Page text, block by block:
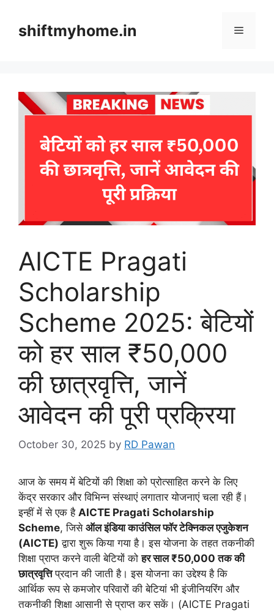
contentshiftmyhome.in Menu
AICTE Pragati
Scholarship
Scheme 2025: बेटियों
को हर साल ₹50,000
की छात्रवृत्ति, जानें
आवेदन की पूरी प्रक्रिया
October 30, 2025 by RD Pawan
आज के समय में बेटियों की शिक्षा को प्रोत्साहित करने के लिए
केंद्र सरकार और विभिन्न संस्थाएं लगातार योजनाएं चला रही हैं।
इन्हीं में से एक है AICTE Pragati Scholarship
Scheme, जिसे ऑल इंडिया काउंसिल फॉर टेक्निकल एजुकेशन
(AICTE) द्वारा शुरू किया गया है। इस योजना के तहत तकनीकी
शिक्षा प्राप्त करने वाली बेटियों कोहर साल ₹50,000 तक की
छात्रवृत्तिप्रदान की जाती है। इस योजना का उद्देश्य है कि
आर्थिक रूप से कमजोर परिवारों की बेटियां भी इंजीनियरिंग और
तकनीकी शिक्षा आसानी से प्राप्त कर सकें। (AICTE Pragati